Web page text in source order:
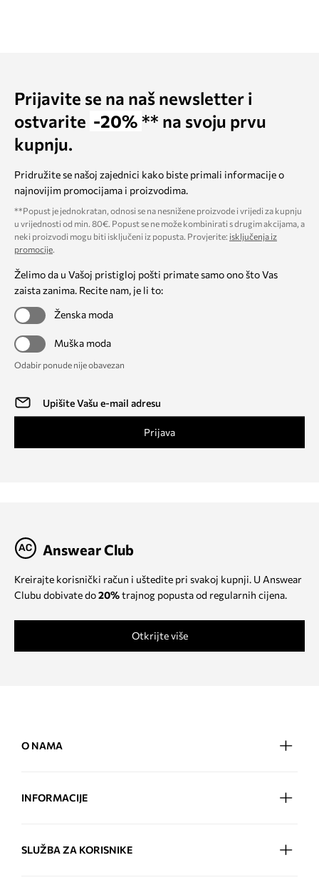
Prijavite se na naš newsletter i
ostvarite -20% ** na svoju prvu
kupnju.
Pridružite se našoj zajednici kako biste primali informacije o
najnovijim promocijama i proizvodima.
**Popust je jednokratan, odnosi se na nesnižene proizvode i vrijedi za kupnju
u vrijednosti od min. 80€. Popust se ne može kombinirati s drugim akcijama, a
neki proizvodi mogu biti isključeni iz popusta. Provjerite: isključenja iz
promocije.
Želimo da u Vašoj pristigloj pošti primate samo ono što Vas
zaista zanima. Recite nam, je li to:
Ženska moda
Muška moda
Odabir ponude nije obavezan
Prijava
Answear Club
Kreirajte korisnički račun i uštedite pri svakoj kupnji. U Answear
Clubu dobivate do20%trajnog popusta od regularnih cijena.
Otkrijte više
O NAMA
INFORMACIJE
SLUŽBA ZA KORISNIKE